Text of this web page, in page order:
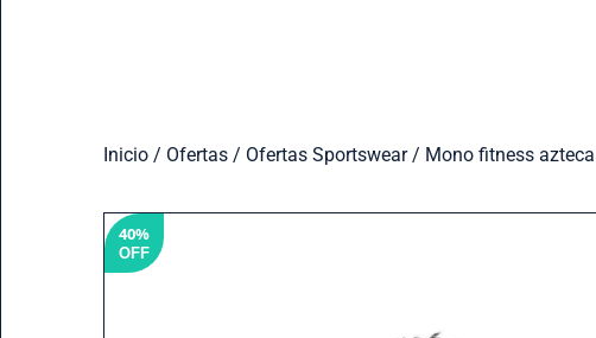
Inicio / Ofertas / Ofertas Sportswear/ Mono fitness azteca
40%
OFF